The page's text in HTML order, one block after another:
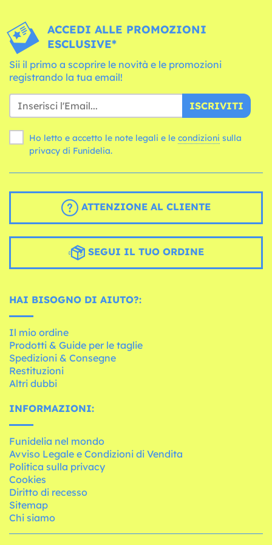
ACCEDI ALLE PROMOZIONI
ESCLUSIVE*
Sii il primo a scoprire le novità e le promozioni
registrando la tua email!
ISCRIVITI
Ho letto e accetto le note legali e le condizioni
privacy di Funidelia.
ATTENZIONE AL CLIENTE
SEGUI IL TUO ORDINE
HAI BISOGNO DI AIUTO?:
Il mio ordine
Prodotti & Guide per le taglie
Spedizioni & Consegne
Restituzioni
Altri dubbi
INFORMAZIONI:
Funidelia nel mondo
Avviso Legale e Condizioni di Vendita
Politica sulla privacy
Cookies
Diritto di recesso
Sitemap
Chi siamo